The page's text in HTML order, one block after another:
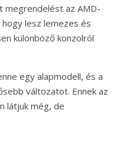
megrendelést az AMD-
lesz lemezes és
különböző konzolról
egy alapmodell, és a
változatot. Ennek az
látjuk még, de